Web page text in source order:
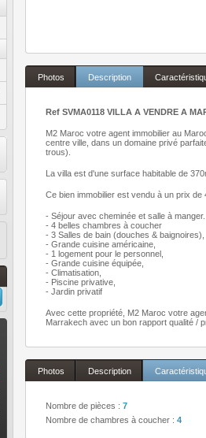
Photos Description
Ref SVMA0118 VILLA A VENDRE A
M2 Maroc votre agent immobilier au
centre ville, dans un domaine privé
trous).
La villa est d'une surface habitable de
Ce bien immobilier est vendu à un prix
- Séjour avec cheminée et salle à manger.
- 4 belles chambres à coucher
- 3 Salles de bain (douches & baignoires),
- Grande cuisine américaine,
- 1 logement pour le personnel,
- Grande cuisine équipée,
- Climatisation,
- Piscine privative,
- Jardin privatif
Avec cette propriété, M2 Maroc votre
Marrakech avec un bon rapport qualité /
Photos Description
Nombre de pièces : 7
Nombre de chambres à coucher : 4